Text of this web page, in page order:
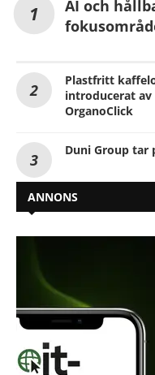
AI och
Plastfritt
introducerat av
OrganoClick
Duni Group tar
ANNONS